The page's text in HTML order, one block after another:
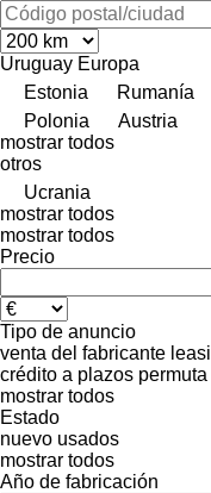
Uruguay Europa
Estonia
Rumanía
Polonia
Austria
mostrar todos
otros
Ucrania
mostrar todos
mostrar todos
Precio
Tipo de anuncio
venta del fabricante
crédito a plazos permuta
mostrar todos
Estado
nuevo usados
mostrar todos
Año de fabricación